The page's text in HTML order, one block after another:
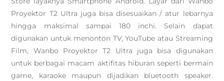
Proyektor T2 Ultra juga bisa disesuaikan / atur lebarnya
hingga maksimal sampai 180 inchi. Selain dapat
digunakan untuk menonton TV, YouTube atau Streaming
Film, Wanbo Proyektor T2 Ultra juga bisa digunakan
untuk berbagai macam aktifitas hiburan seperti bermain
game, karaoke maupun dijadikan bluetooth speaker.